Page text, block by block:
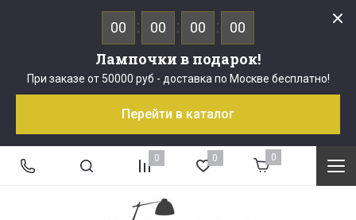
00 00 00 00
Лампочки в подарок!
При заказе от 50000 руб - доставка по Москве бесплатно!
Перейти в каталог
0 0 0